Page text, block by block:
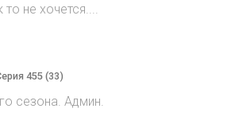
не хочется....
455 (33)
сезона. Админ.